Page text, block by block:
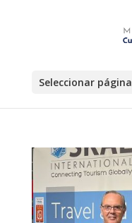
Seleccionar página